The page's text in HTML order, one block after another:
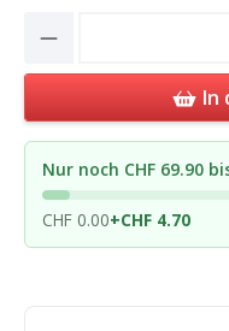
Product
In
Nur noch CHF 69.90
CHF 0.00+CHF 4.70